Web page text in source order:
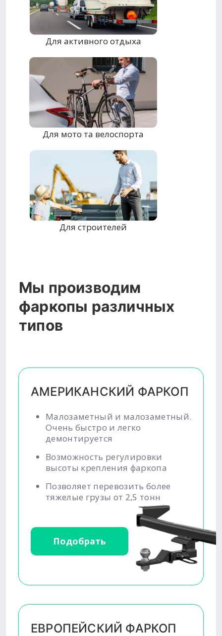
Для активного отдыха
Для мото та велоспорта
Для строителей
Мы производим
фаркопы различных
типов
АМЕРИКАНСКИЙ ФАРКОП
Малозаметный и малозаметный.
Очень быстро и легко
демонтируется
Возможность регулировки
высоты крепления фаркопа
Позволяет перевозить более
тяжелые грузы от 2,5 тонн
Подобрать
ЕВРОПЕЙСКИЙ ФАРКОП